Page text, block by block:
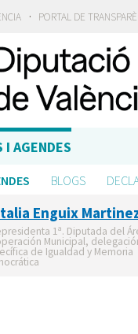
· PORTAL DE
I AGENDES
BLOGS
Enguix
1ª. Diputada del
Municipal,
de Igualdad y Memoria